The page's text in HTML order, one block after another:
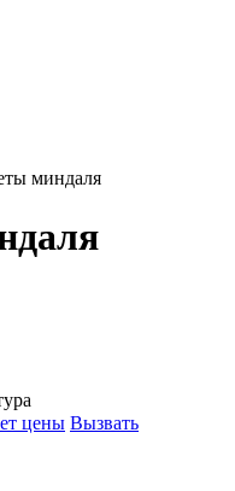
миндаля
цены Вызвать